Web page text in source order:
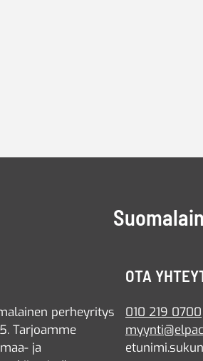
perheyritys
Tarjoamme
ja
OTA
010 219 0700